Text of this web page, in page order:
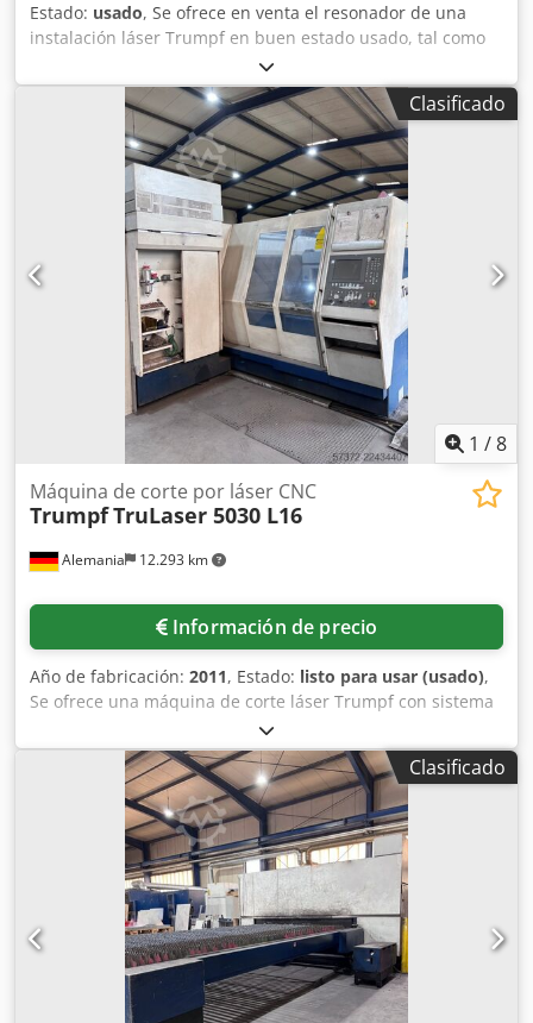
Estado: usado, Se ofrece en venta el resonador de una
instalación láser Trumpf en buen estado usado, tal como
se muestra en las imágenes. Datos técnicos: • Fabricante:
Trumpf Crsdpfx Aoyfnb Sscysf • Instalación láser: L-3050 (6
kW, año 2005) Envío disponible bajo consulta (también
internacional). Se emite factura con IVA desglosado.
Visita/recogida disponible previa cita en 42855 Remscheid.
Venta desde ubicación 42855 Remscheid, carga libre.
Sujeto a cambios en los datos técnicos y venta intermedia.
Clasificado
1 /8
Alemania 12.293 km
Máquina de corte por láser CNC
TrumpfTruLaser 5030 L16
Información de precio
Año de fabricación: 2011, Estado: listo para usar (usado),
Se ofrece una máquina de corte láser Trumpf con sistema
de carga automática Trumpf Liftmaster. Potencia del láser:
5000 W, tipo de láser: láser de CO₂ Trumpf TruFlow 5000,
longitud de onda: 10,6 µm, formato de trabajo X/Y: 3000
mm/1500 mm, recorrido en el eje Z: aproximadamente 115
mm, carga máxima de la mesa: aproximadamente 900 kg,
velocidad máxima simultánea en los ejes X/Y:
aproximadamente 300 m/min, espesor máximo de chapa
de acero al carbono/acero inoxidable/aluminio:
aproximadamente 25 mm/20 mm/12 mm, horas de
funcionamiento (a fecha del 12.06.2025):
aproximadamente 74181 h, formato máximo de placa del
LiftMaster: aproximadamente 3000 mm/1500 mm,
Clasificado